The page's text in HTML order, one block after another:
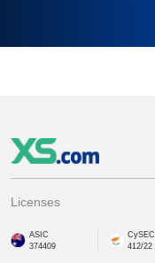
Licenses
ASIC
374409
CySEC
412/22